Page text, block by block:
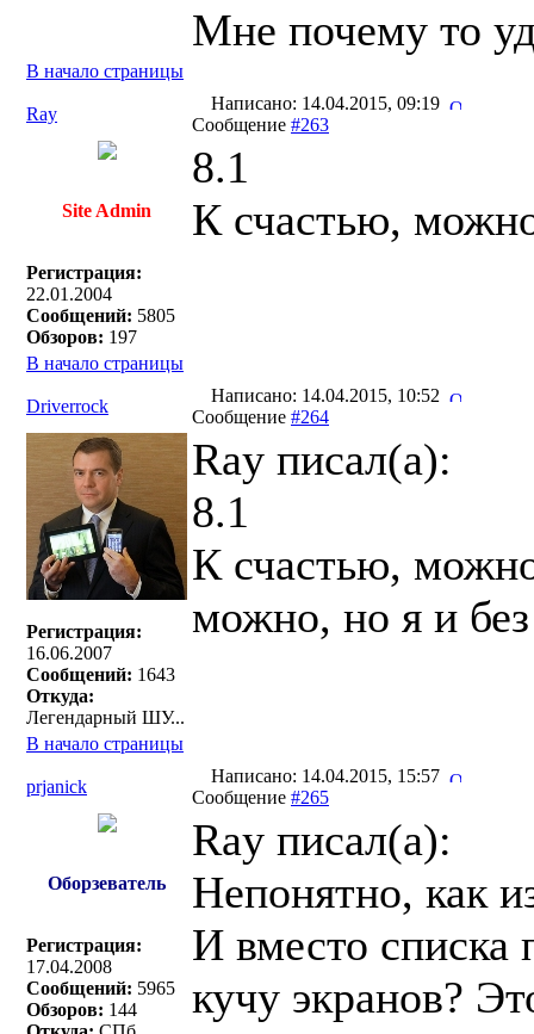
Мне почему то
В начало страницы
Ray
Написано: 14.04.2015, 09:19
Сообщение #263
Site Admin
Регистрация:
22.01.2004
Сообщений: 5805
Обзоров: 197
8.1
К счастью,
В начало страницы
Driverrock
Написано: 14.04.2015, 10:52
Сообщение #264
Регистрация:
16.06.2007
Сообщений: 1643
Откуда:
Легендарный ШУ...
Ray писал(a):
8.1
К счастью,
можно, но я и
В начало страницы
prjanick
Написано: 14.04.2015, 15:57
Сообщение #265
Оборзеватель
Регистрация:
17.04.2008
Сообщений: 5965
Обзоров: 144
Ray писал(a):
Непонятно, как
И вместо списка
кучу экранов?